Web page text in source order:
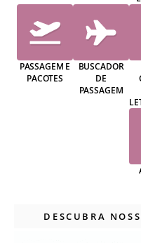
PASSAGEM E
PACOTES
BUSCADOR
DE
PASSAGEM
DESCUBRA